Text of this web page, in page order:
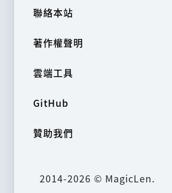
聯絡本站
著作權聲明
雲端工具
GitHub
贊助我們
2014-2026 © MagicLen.